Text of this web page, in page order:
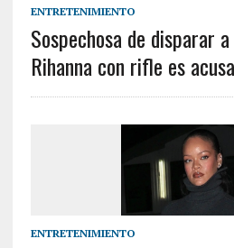
ENTRETENIMIENTO
Sospechosa de disparar
Rihanna con rifle es
ENTRETENIMIENTO